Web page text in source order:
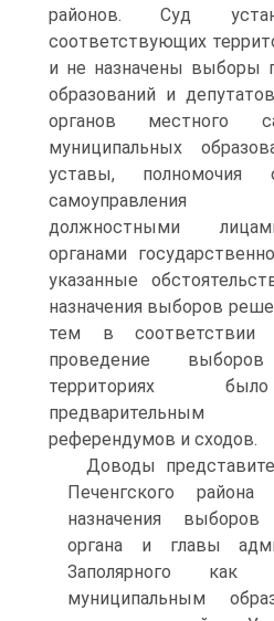
районов. Суд
соответствующих
и не назначены выборы
образований и
органов местного
муниципальных
уставы, полномочия
самоуправления
должностными
органами
указанные
назначения выборов
тем в
проведение
территориях
референдумов и сходов.
Доводы
Печенгского
назначения выборов
органа и главы
Заполярного как
муниципальным